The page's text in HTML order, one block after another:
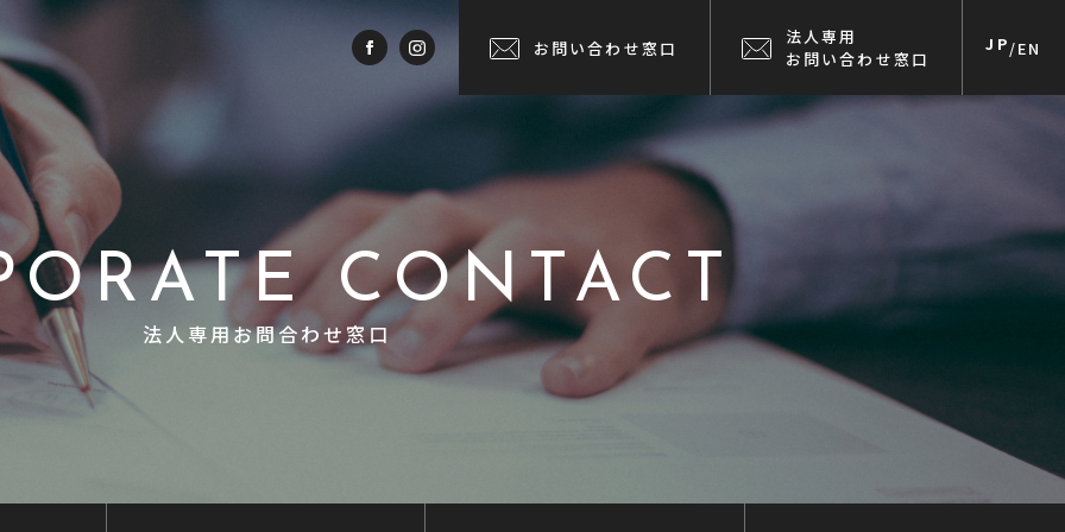
お問い合わせ窓口
法人専用
お問い合わせ窓口
JP/EN
CONTACT
法人専用お問合わせ窓口